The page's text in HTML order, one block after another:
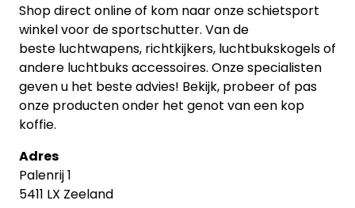
Shop direct online of kom naar onze schietsport
winkel voor de sportschutter. Van de
beste luchtwapens, richtkijkers, luchtbukskogels of
andere luchtbuks accessoires. Onze specialisten
geven u het beste advies! Bekijk, probeer of pas
onze producten onder het genot van een kop
koffie.
Adres
Palenrij 1
5411 LX Zeeland